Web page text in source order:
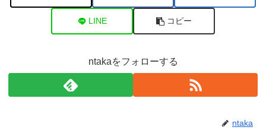
LINE コピー
ntakaをフォローする
ntaka